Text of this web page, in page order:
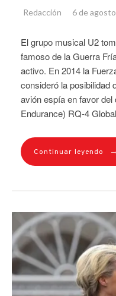
Redacción 6 de
El grupo musical U2
famoso de la Guerra
activo. En 2014 la
consideró la posibilidad
avión espía en favor del
Endurance) RQ-4
Continuar leyendo →